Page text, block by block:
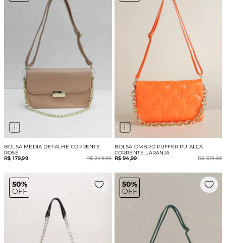
BOLSA MÉDIA DETALHE CORRENTE
ROSÊ
R$ 179,99
R$ 249,99
BOLSA OMBRO PUFFER PU ALÇA
CORRENTE LARANJA
R$ 94,99
R$ 319,99
50%
OFF
50%
OFF